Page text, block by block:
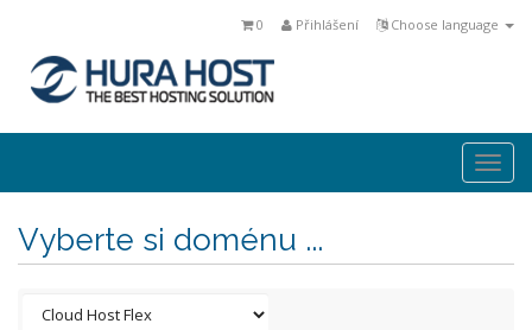
Choose language
Přihlášení
0
Vyberte si doménu ...